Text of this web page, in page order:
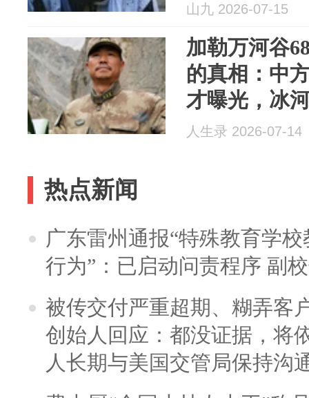
山九 2026-07-15
加勒万河谷
的真相：中
才曝光，冰
百倍
人生录 2026-07-14
热点新闻
广东雷州通报“特殊教育学
行为”：已启动问责程序 副
被传交付严重超期、糊弄客
创始人回应：都没证据，将
人长期与美国交管局保持沟